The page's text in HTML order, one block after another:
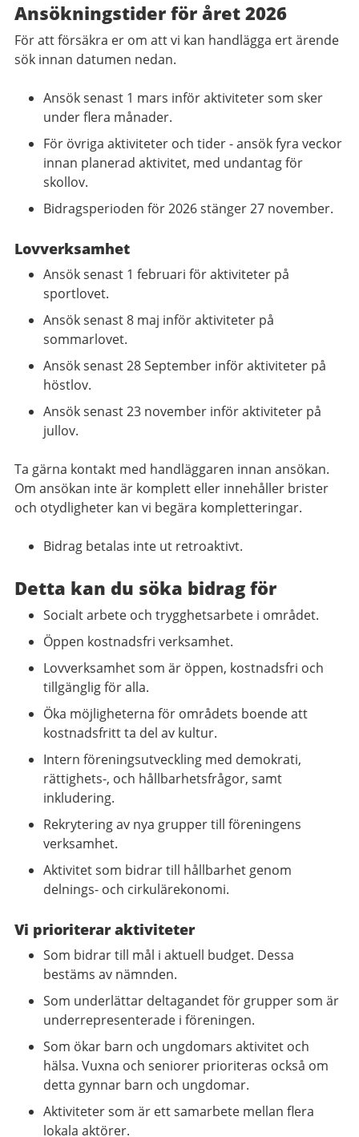
Ansökningstider för året 2026
För att försäkra er om att vi kan handlägga ert ärende
sök innan datumen nedan.
Ansök senast 1 mars inför aktiviteter som sker
under flera månader.
För övriga aktiviteter och tider - ansök fyra veckor
innan planerad aktivitet, med undantag för
skollov.
Bidragsperioden för 2026 stänger 27 november.
Lovverksamhet
Ansök senast 1 februari för aktiviteter på
sportlovet.
Ansök senast 8 maj inför aktiviteter på
sommarlovet.
Ansök senast 28 September inför aktiviteter på
höstlov.
Ansök senast 23 november inför aktiviteter på
jullov.
Ta gärna kontakt med handläggaren innan ansökan.
Om ansökan inte är komplett eller innehåller brister
och otydligheter kan vi begära kompletteringar.
Bidrag betalas inte ut retroaktivt.
Detta kan du söka bidrag för
Socialt arbete och trygghetsarbete i området.
Öppen kostnadsfri verksamhet.
Lovverksamhet som är öppen, kostnadsfri och
tillgänglig för alla.
Öka möjligheterna för områdets boende att
kostnadsfritt ta del av kultur.
Intern föreningsutveckling med demokrati,
rättighets-, och hållbarhetsfrågor, samt
inkludering.
Rekrytering av nya grupper till föreningens
verksamhet.
Aktivitet som bidrar till hållbarhet genom
delnings- och cirkulärekonomi.
Vi prioriterar aktiviteter
Som bidrar till mål i aktuell budget. Dessa
bestäms av nämnden.
Som underlättar deltagandet för grupper som är
underrepresenterade i föreningen.
Som ökar barn och ungdomars aktivitet och
hälsa. Vuxna och seniorer prioriteras också om
detta gynnar barn och ungdomar.
Aktiviteter som är ett samarbete mellan flera
lokala aktörer.